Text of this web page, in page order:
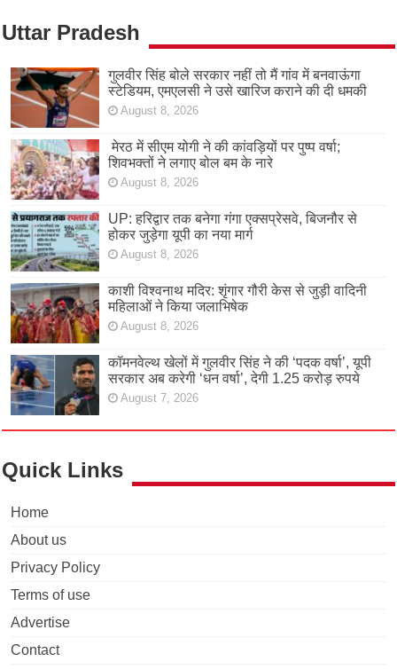
Uttar Pradesh
गुलवीर सिंह बोले सरकार नहीं तो मैं गांव में बनवाऊंगा
स्टेडियम, एमएलसी ने उसे खारिज कराने की दी धमकी
August 8, 2026
मेरठ में सीएम योगी ने की कांवड़ियों पर पुष्प वर्षा;
शिवभक्तों ने लगाए बोल बम के नारे
August 8, 2026
UP: हरिद्वार तक बनेगा गंगा एक्सप्रेसवे, बिजनौर से
होकर जुड़ेगा यूपी का नया मार्ग
August 8, 2026
काशी विश्वनाथ मदिर: शृंगार गौरी केस से जुड़ी वादिनी
महिलाओं ने किया जलाभिषेक
August 8, 2026
कॉमनवेल्थ खेलों में गुलवीर सिंह ने की ‘पदक वर्षा’, यूपी
सरकार अब करेगी ‘धन वर्षा’, देगी 1.25 करोड़ रुपये
August 7, 2026
Quick Links
Home
About us
Privacy Policy
Terms of use
Advertise
Contact